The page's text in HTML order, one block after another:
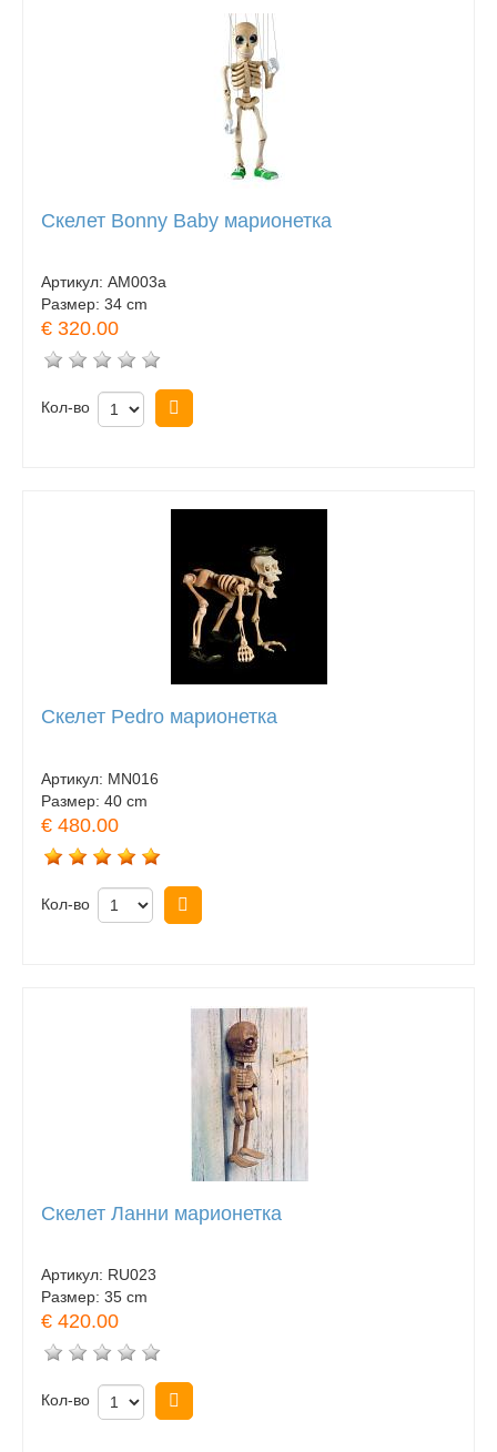
Скелет Bonny Baby марионетка
Артикул: AM003a
Размер: 34 cm
€ 320.00
Кол-во
Скелет Pedro марионетка
Артикул: MN016
Размер: 40 cm
€ 480.00
Кол-во
Скелет Ланни марионетка
Артикул: RU023
Размер: 35 cm
€ 420.00
Кол-во